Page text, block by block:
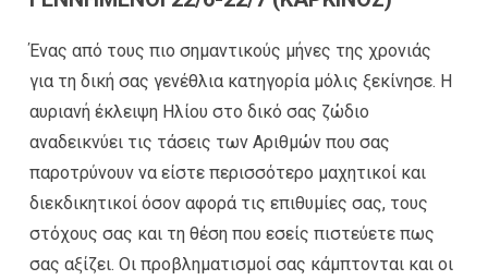
Ένας από τους πιο σημαντικούς μήνες της χρονιάς
για τη δική σας γενέθλια κατηγορία μόλις ξεκίνησε. Η
αυριανή έκλειψη Ηλίου στο δικό σας ζώδιο
αναδεικνύει τις τάσεις των Αριθμών που σας
παροτρύνουν να είστε περισσότερο μαχητικοί και
διεκδικητικοί όσον αφορά τις επιθυμίες σας, τους
στόχους σας και τη θέση που εσείς πιστεύετε πως
σας αξίζει. Οι προβληματισμοί σας κάμπτονται και οι